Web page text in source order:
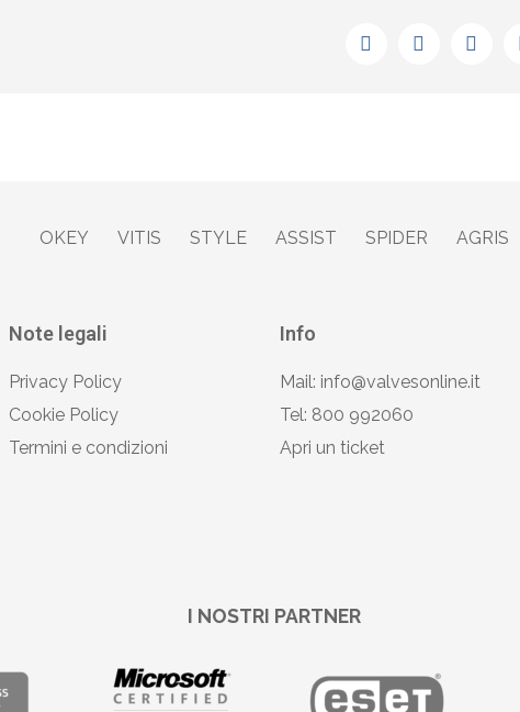
OKEY VITIS STYLE ASSIST SPIDER AGRIS
Note legali
Privacy Policy
Cookie Policy
Termini e condizioni
Info
Mail: info@valvesonline.it
Tel: 800 992060
Apri un ticket
I NOSTRI PARTNER